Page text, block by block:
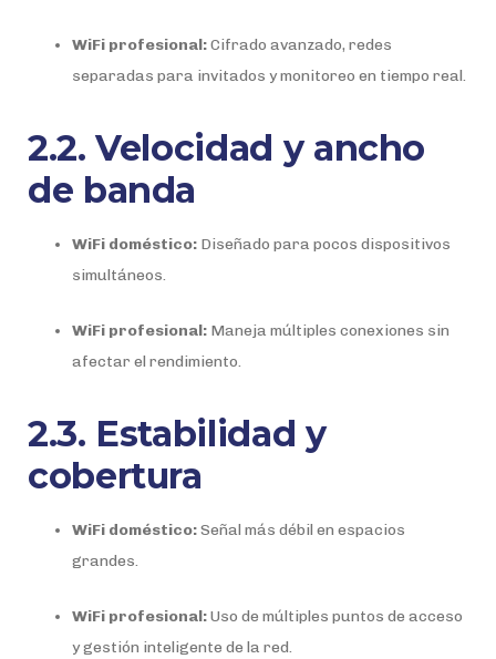
WiFi profesional:Cifrado avanzado, redes
separadas para invitados y monitoreo en tiempo real.
2.2. Velocidad y ancho
de banda
WiFi doméstico: Diseñado para pocos dispositivos
simultáneos.
WiFi profesional: Maneja múltiples conexiones sin
afectar el rendimiento.
2.3. Estabilidad y
cobertura
WiFi doméstico:Señal más débil en espacios
grandes.
WiFi profesional:Uso de múltiples puntos de acceso
y gestión inteligente de la red.